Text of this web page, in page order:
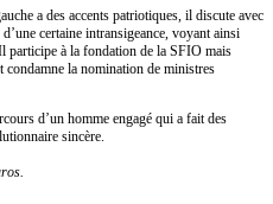
a des accents patriotiques, il discute avec
certaine intransigeance, voyant ainsi
participe à la fondation de la SFIO mais
condamne la nomination de ministres
d’un homme engagé qui a fait des
sincère.